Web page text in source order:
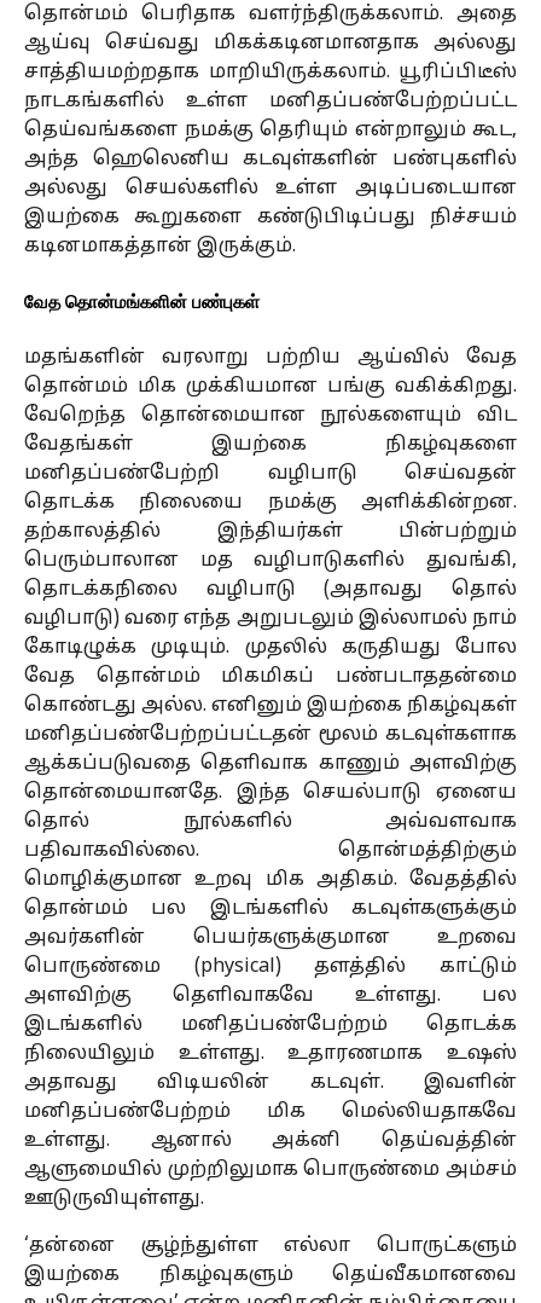
தொன்மம் பெரிதாக வளர்ந்திருக்கலாம். அதை
ஆய்வு செய்வது மிகக்கடினமானதாக அல்லது
சாத்தியமற்றதாக மாறியிருக்கலாம். யூரிப்பிடீஸ்
நாடகங்களில் உள்ள மனிதப்பண்பேற்றப்பட்ட
தெய்வங்களை நமக்கு தெரியும் என்றாலும் கூட,
அந்த ஹெலெனிய கடவுள்களின் பண்புகளில்
அல்லது செயல்களில் உள்ள அடிப்படையான
இயற்கை கூறுகளை கண்டுபிடிப்பது நிச்சயம்
கடினமாகத்தான் இருக்கும்.
வேத தொன்மங்களின் பண்புகள்
மதங்களின் வரலாறு பற்றிய ஆய்வில் வேத
தொன்மம் மிக முக்கியமான பங்கு வகிக்கிறது.
வேறெந்த தொன்மையான நூல்களையும் விட
வேதங்கள் இயற்கை நிகழ்வுகளை
மனிதப்பண்பேற்றி வழிபாடு செய்வதன்
தொடக்க நிலையை நமக்கு அளிக்கின்றன.
தற்காலத்தில் இந்தியர்கள் பின்பற்றும்
பெரும்பாலான மத வழிபாடுகளில் துவங்கி,
தொடக்கநிலை வழிபாடு (அதாவது தொல்
வழிபாடு) வரை எந்த அறுபடலும் இல்லாமல் நாம்
கோடிழுக்க முடியும். முதலில் கருதியது போல
வேத தொன்மம் மிகமிகப் பண்படாததன்மை
கொண்டது அல்ல. எனினும் இயற்கை நிகழ்வுகள்
மனிதப்பண்பேற்றப்பட்டதன் மூலம் கடவுள்களாக
ஆக்கப்படுவதை தெளிவாக காணும் அளவிற்கு
தொன்மையானதே. இந்த செயல்பாடு ஏனைய
தொல் நூல்களில் அவ்வளவாக
பதிவாகவில்லை. தொன்மத்திற்கும்
மொழிக்குமான உறவு மிக அதிகம். வேதத்தில்
தொன்மம் பல இடங்களில் கடவுள்களுக்கும்
அவர்களின் பெயர்களுக்குமான உறவை
பொருண்மை (physical) தளத்தில் காட்டும்
அளவிற்கு தெளிவாகவே உள்ளது. பல
இடங்களில் மனிதப்பண்பேற்றம் தொடக்க
நிலையிலும் உள்ளது. உதாரணமாக உஷஸ்
அதாவது விடியலின் கடவுள். இவளின்
மனிதப்பண்பேற்றம் மிக மெல்லியதாகவே
உள்ளது. ஆனால் அக்னி தெய்வத்தின்
ஆளுமையில் முற்றிலுமாக பொருண்மை அம்சம்
ஊடுருவியுள்ளது.
‘தன்னை சூழ்ந்துள்ள எல்லா பொருட்களும்
இயற்கை நிகழ்வுகளும் தெய்வீகமானவை